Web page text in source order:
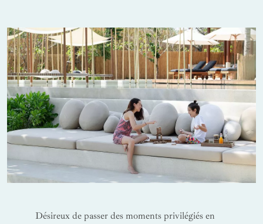
Désireux de passer des moments privilégiés en